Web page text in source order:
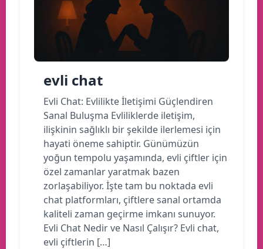
evli chat
Evli Chat: Evlilikte İletişimi Güçlendiren
Sanal Buluşma Evliliklerde iletişim,
ilişkinin sağlıklı bir şekilde ilerlemesi için
hayati öneme sahiptir. Günümüzün
yoğun tempolu yaşamında, evli çiftler için
özel zamanlar yaratmak bazen
zorlaşabiliyor. İşte tam bu noktada evli
chat platformları, çiftlere sanal ortamda
kaliteli zaman geçirme imkanı sunuyor.
Evli Chat Nedir ve Nasıl Çalışır? Evli chat,
evli çiftlerin […]